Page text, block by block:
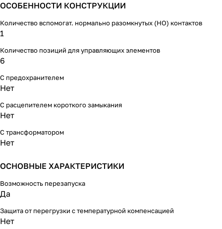
ОСОБЕННОСТИ КОНСТРУКЦИИ
Количество вспомогат. нормально разомкнутых (НО) контактов
1
Количество позиций для управляющих элементов
6
С предохранителем
Нет
С расцепителем короткого замыкания
Нет
С трансформатором
Нет
ОСНОВНЫЕ ХАРАКТЕРИСТИКИ
Возможность перезапуска
Да
Защита от перегрузки с температурной компенсацией
Нет